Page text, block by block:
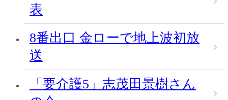
表
8番出口 金ローで地上波初放
送
「要介護5」志茂田景樹さん